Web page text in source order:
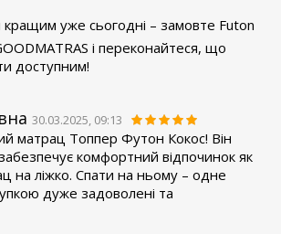
кращим уже сьогодні – замовте Futon
і переконайтеся, що
доступним!
30.03.2025, 09:13
матрац Топпер Футон Кокос! Він
комфортний відпочинок як
на ліжко. Спати на ньому – одне
дуже задоволені та